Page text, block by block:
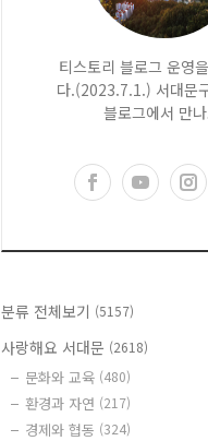
티스토리 블로그 운영
다.(2023.7.1.) 서대문
블로그에서 만
분류 전체보기 (5157)
사랑해요 서대문 (2618)
문화와 교육 (480)
환경과 자연 (217)
경제와 협동 (324)